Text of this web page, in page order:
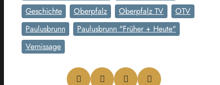
Geschichte
Oberpfalz Oberpfalz TV
OTV
Paulusbrunn
Paulusbrunn "Früher + Heute"
Vernissage